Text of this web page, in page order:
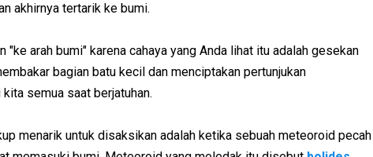
akhirnya tertarik ke bumi.
"ke arah bumi" karena cahaya yang Anda lihat itu adalah gesekan
bagian batu kecil dan menciptakan pertunjukan
semua saat berjatuhan.
menarik untuk disaksikan adalah ketika sebuah meteoroid pecah